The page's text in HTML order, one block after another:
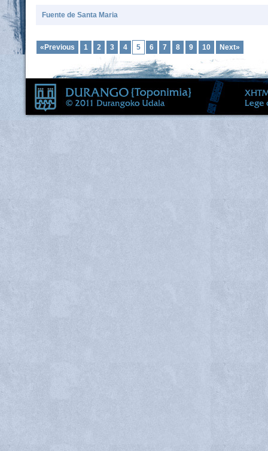
Fuente de Santa Maria
«Previous 1 2 3 4 5 6 7 8 9 10 Next»